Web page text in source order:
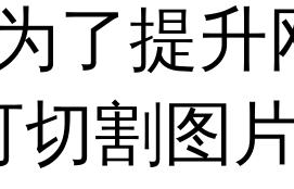
了提
切割图